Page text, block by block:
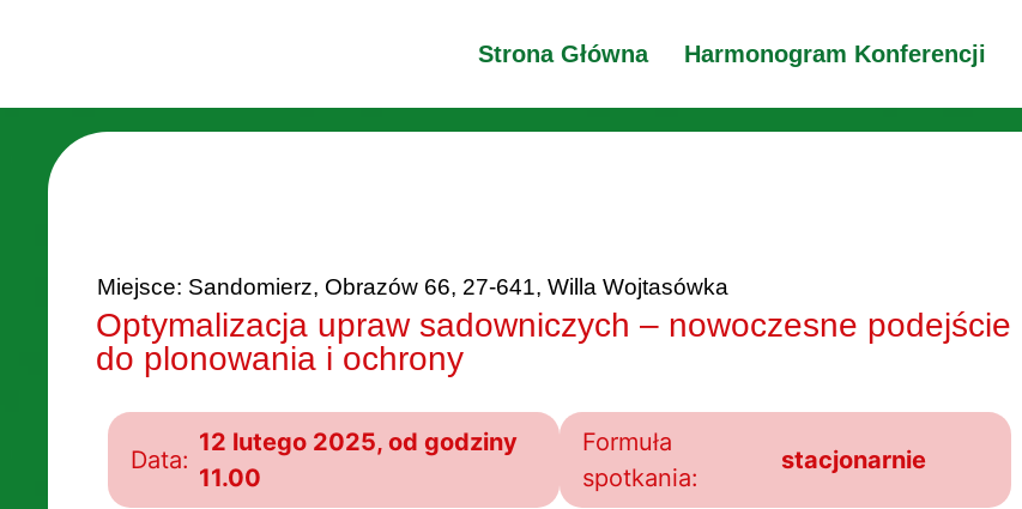
Strona Główna Harmonogram Konferencji
Miejsce: Sandomierz, Obrazów 66, 27-641, Willa Wojtasówka
Optymalizacja upraw sadowniczych – nowoczesne podejście
do plonowania i ochrony
Data:
12 lutego 2025, od godziny
11.00
Formuła
spotkania:
stacjonarnie